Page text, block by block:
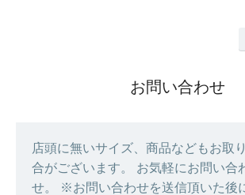
お問い合わせ
店頭に無いサイズ、商品などもお取
合がございます。 お気軽にお問い合
せ。 ※お問い合わせを送信頂いた後